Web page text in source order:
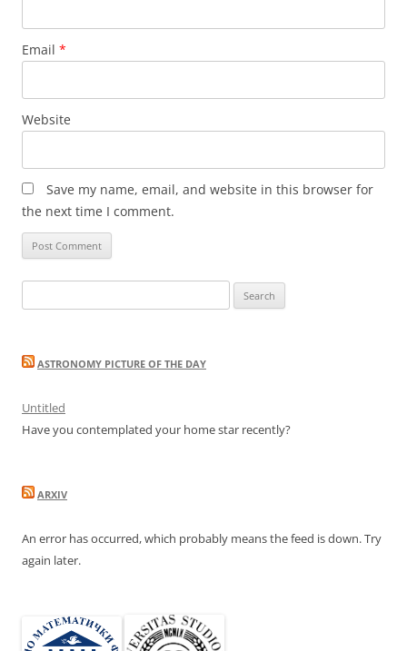
Email *
Website
Save my name, email, and website in this browser for
the next time I comment.
for:
ASTRONOMY PICTURE OF THE DAY
Untitled
Have you contemplated your home star recently?
ARXIV
An error has occurred, which probably means the feed is down. Try
again later.